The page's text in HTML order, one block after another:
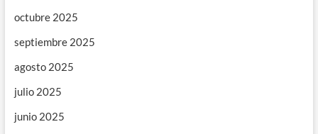
octubre 2025
septiembre 2025
agosto 2025
julio 2025
junio 2025